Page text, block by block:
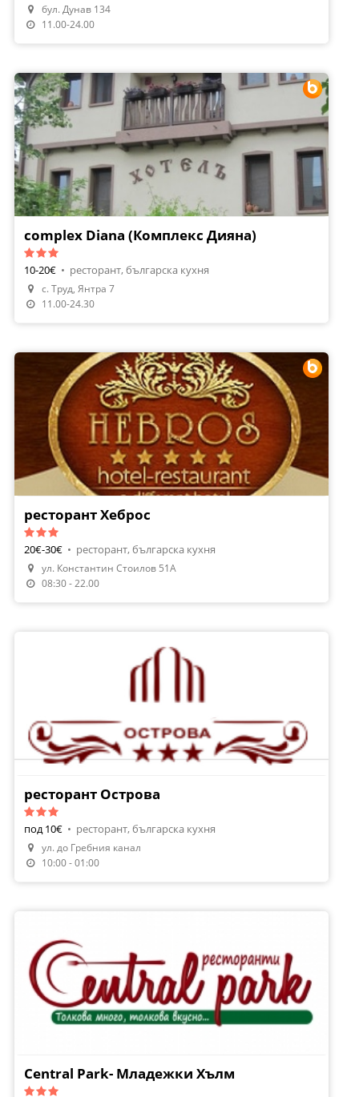
Направи Резервация
бул. Дунав 134
11.00-24.00
Направи Резервация
complex Diana (Комплекс Дияна)
10-20€ • ресторант, българска кухня
с. Труд, Янтра 7
11.00-24.30
Направи Резервация
ресторант Хеброс
20€-30€ • ресторант, българска кухня
ул. Константин Стоилов 51A
08:30 - 22.00
ресторант Острова
под 10€ • ресторант, българска кухня
ул. до Гребния канал
10:00 - 01:00
Central Park- Младежки Хълм